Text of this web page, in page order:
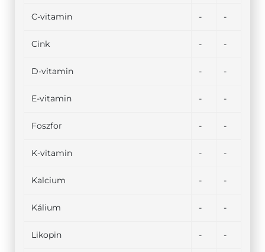
C-vitamin - -
Cink - -
D-vitamin - -
E-vitamin - -
Foszfor - -
K-vitamin - -
Kalcium - -
Kálium - -
Likopin - -